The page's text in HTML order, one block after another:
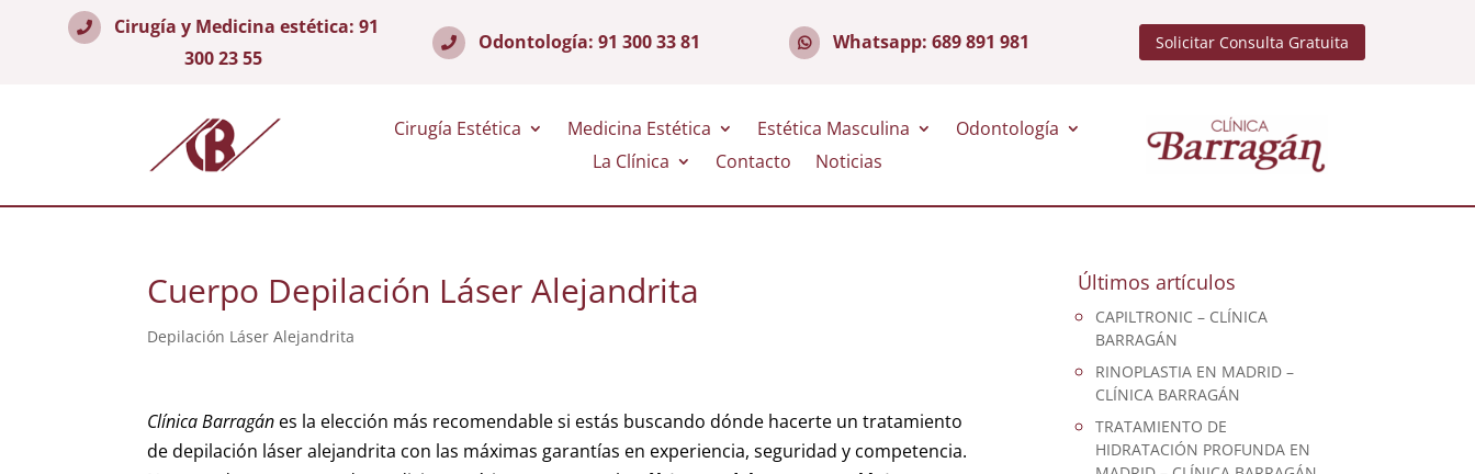
Cirugía y Medicina estética: 91
300 23 55
Odontología: 91 300 33 81 Whatsapp: 689 891 981 Solicitar Consulta Gratuita
Cirugía Estética Medicina Estética Estética Masculina
Odontología
La Clínica
Contacto Noticias
Cuerpo Depilación Láser Alejandrita
Depilación Láser Alejandrita
Clínica Barragán es la elección más recomendable si estás buscando dónde hacerte un tratamiento
de depilación láser alejandrita con las máximas garantías en experiencia, seguridad y competencia.
Últimos artículos
CAPILTRONIC – CLÍNICA
BARRAGÁN
RINOPLASTIA EN MADRID –
CLÍNICA BARRAGÁN
TRATAMIENTO DE
HIDRATACIÓN PROFUNDA EN